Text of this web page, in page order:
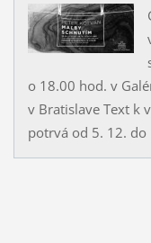
o 18.00 hod. v
v Bratislave Text k
potrvá od 5. 12. do